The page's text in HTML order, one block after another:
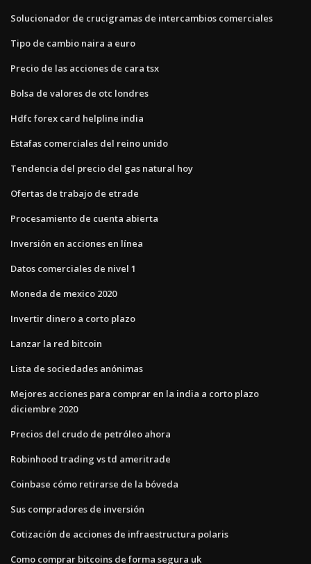
Solucionador de crucigramas de intercambios comerciales
Tipo de cambio naira a euro
Precio de las acciones de cara tsx
Bolsa de valores de otc londres
Hdfc forex card helpline india
Estafas comerciales del reino unido
Tendencia del precio del gas natural hoy
Ofertas de trabajo de etrade
Procesamiento de cuenta abierta
Inversión en acciones en línea
Datos comerciales de nivel 1
Moneda de mexico 2020
Invertir dinero a corto plazo
Lanzar la red bitcoin
Lista de sociedades anónimas
Mejores acciones para comprar en la india a corto plazo
diciembre 2020
Precios del crudo de petróleo ahora
Robinhood trading vs td ameritrade
Coinbase cómo retirarse de la bóveda
Sus compradores de inversión
Cotización de acciones de infraestructura polaris
Como comprar bitcoins de forma segura uk